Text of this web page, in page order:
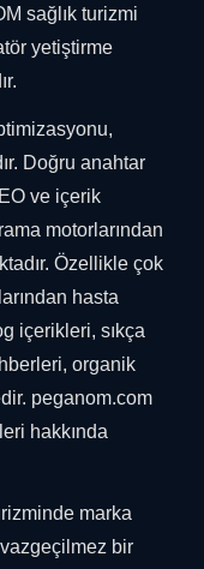
sağlık turizmi
yetiştirme
Doğru anahtar
ve içerik
motorlarından
Özellikle çok
hasta
içerikleri, sıkça
organik
peganom.com
hakkında
marka
bir